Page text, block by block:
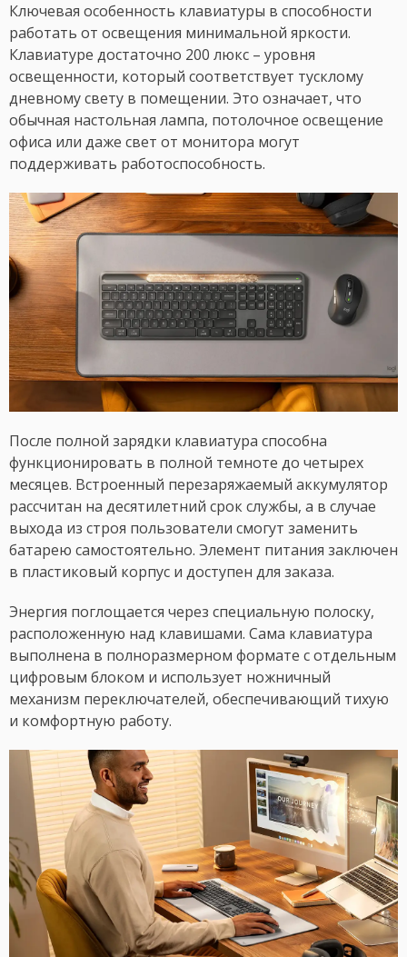
Ключевая особенность клавиатуры в способности
работать от освещения минимальной яркости.
Клавиатуре достаточно 200 люкс – уровня
освещенности, который соответствует тусклому
дневному свету в помещении. Это означает, что
обычная настольная лампа, потолочное освещение
офиса или даже свет от монитора могут
поддерживать работоспособность.
После полной зарядки клавиатура способна
функционировать в полной темноте до четырех
месяцев. Встроенный перезаряжаемый аккумулятор
рассчитан на десятилетний срок службы, а в случае
выхода из строя пользователи смогут заменить
батарею самостоятельно. Элемент питания заключен
в пластиковый корпус и доступен для заказа.
Энергия поглощается через специальную полоску,
расположенную над клавишами. Сама клавиатура
выполнена в полноразмерном формате с отдельным
цифровым блоком и использует ножничный
механизм переключателей, обеспечивающий тихую
и комфортную работу.